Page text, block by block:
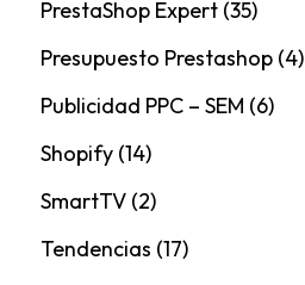
PrestaShop Expert(35)
Presupuesto Prestashop(4)
Publicidad PPC – SEM (6)
Shopify(14)
SmartTV(2)
Tendencias (17)